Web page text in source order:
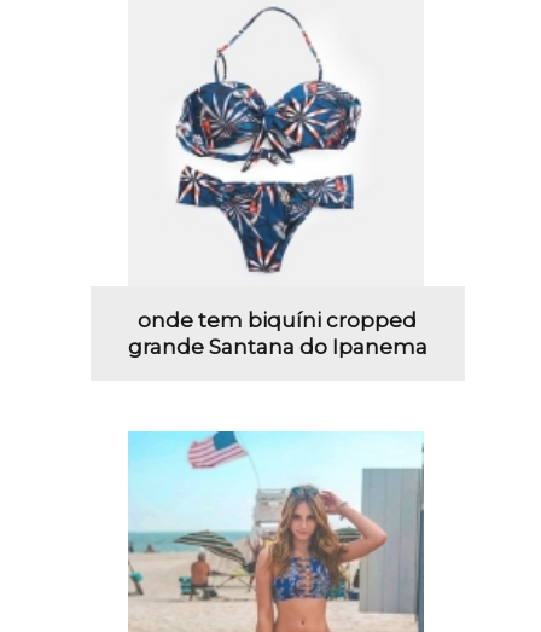
onde tem biquíni cropped
grande Santana do Ipanema